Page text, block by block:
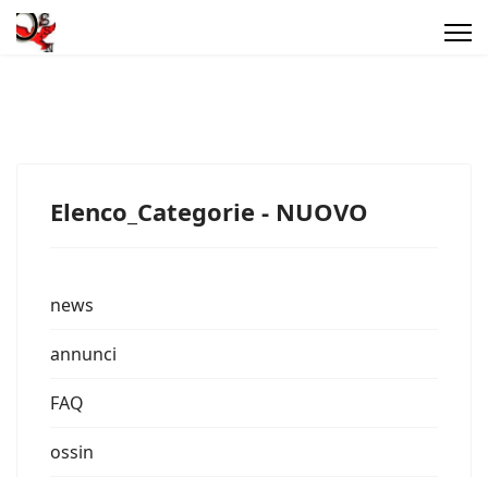
Elenco_Categorie - NUOVO
news
annunci
FAQ
ossin